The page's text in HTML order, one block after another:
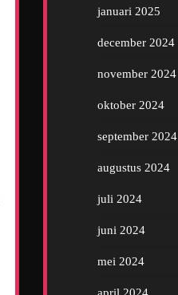
januari 2025
december 2024
november 2024
oktober 2024
september 2024
augustus 2024
juli 2024
juni 2024
mei 2024